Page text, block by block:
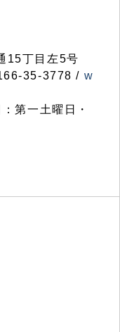
15丁目左5号
35-3778 / w
第一土曜日・